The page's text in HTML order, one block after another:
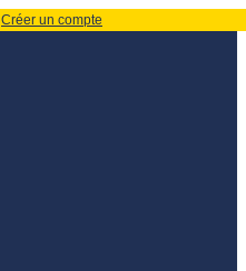
Créer un compte